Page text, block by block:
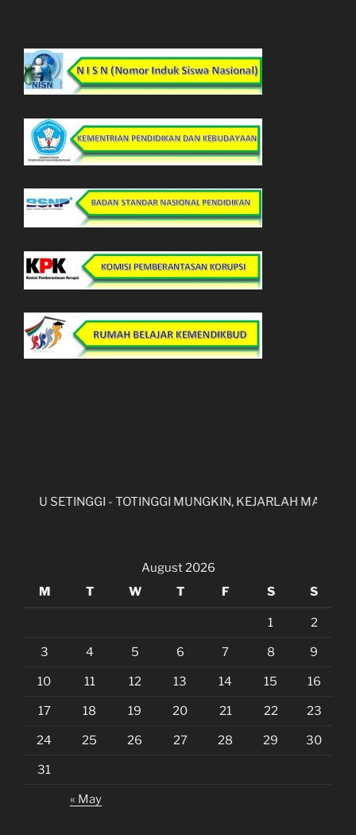
SETINGGI - TOTINGGI MUNGKIN, KEJARLAH MASA
August 2026
M
T W T F S S
1 2
3 4 5 6 7 8 9
10 11 12 13 14 15 16
17 18 19 20 21 22 23
24 25 26 27 28 29 30
31
« May